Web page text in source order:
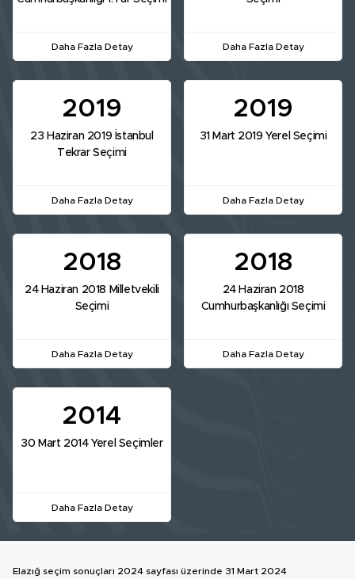
Daha Fazla Detay Daha Fazla Detay
2019
23 Haziran 2019 İstanbul
Tekrar Seçimi
Daha Fazla Detay
2019
31 Mart 2019 Yerel Seçimi
Daha Fazla Detay
2018
24 Haziran 2018 Milletvekili
Seçimi
Daha Fazla Detay
2018
24 Haziran 2018
Cumhurbaşkanlığı Seçimi
Daha Fazla Detay
2014
30 Mart 2014 Yerel Seçimler
Daha Fazla Detay
Elazığ seçim sonuçları 2024 sayfası üzerinde 31 Mart 2024